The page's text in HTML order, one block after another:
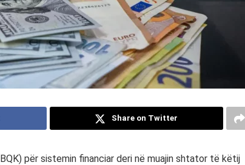
Share on Twitter
për sistemin financiar deri në muajin shtator të këtij